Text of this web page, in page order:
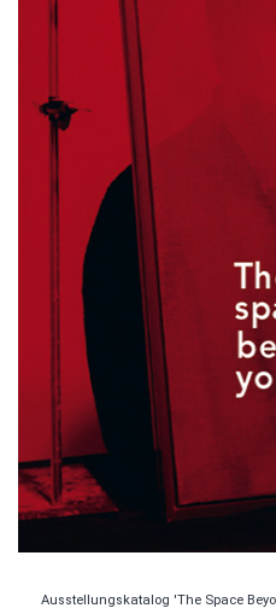
Ausstellungskatalog 'The Space